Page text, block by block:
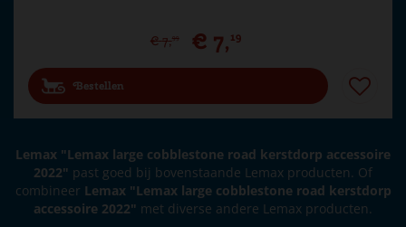
€ 7,99 € 7,19
Bestellen
Lemax "Lemax large cobblestone road kerstdorp accessoire
2022" past goed bij bovenstaande Lemax producten. Of
combineer Lemax "Lemax large cobblestone road kerstdorp
accessoire 2022" met diverse andere Lemax producten.